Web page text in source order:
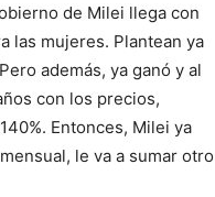
de Milei llega con
las mujeres. Plantean ya
además, ya ganó y al
con los precios,
Entonces, Milei ya
le va a sumar otro